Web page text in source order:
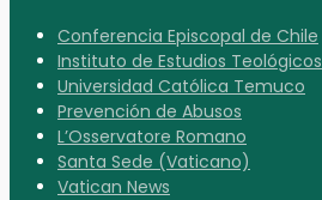
Conferencia Episcopal de Chile
Instituto de Estudios Teológicos
Universidad Católica Temuco
Prevención de Abusos
L’Osservatore Romano
Santa Sede (Vaticano)
Vatican News